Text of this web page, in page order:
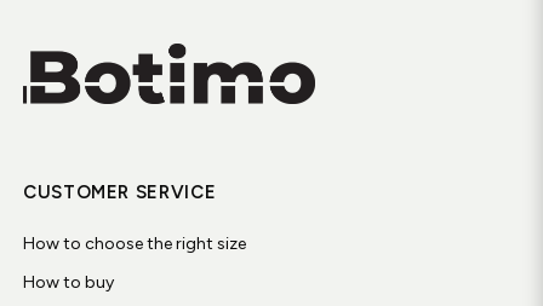
CUSTOMER SERVICE
How to choose the right size
How to buy